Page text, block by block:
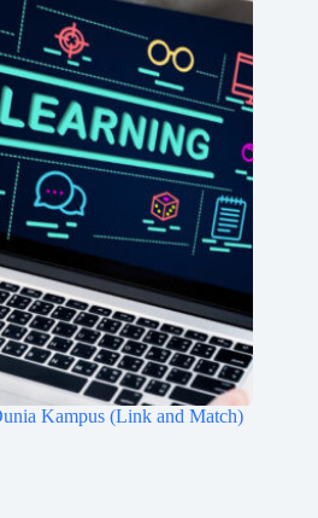
Kampus (Link and Match)